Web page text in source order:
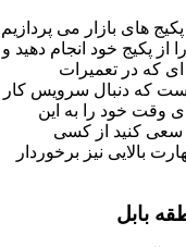
های بازار می پردازیم
از پکیج خود انجام دهید و
که در تعمیرات
که دنبال سرویس کار
وقت خود را به این
سعی کنید از کسی
بالایی نیز برخوردار
بابل